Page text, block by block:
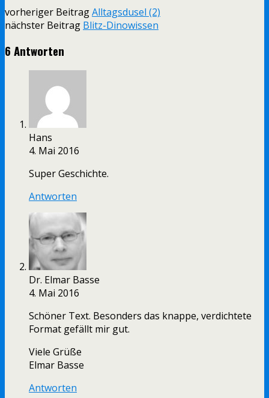
vorheriger BeitragAlltagsdusel (2)
nächster Beitrag Blitz-Dinowissen
6 Antworten
Hans
4. Mai 2016
Super Geschichte.
Antworten
Dr. Elmar Basse
4. Mai 2016
Schöner Text. Besonders das knappe, verdichtete
Format gefällt mir gut.
Viele Grüße
Elmar Basse
Antworten